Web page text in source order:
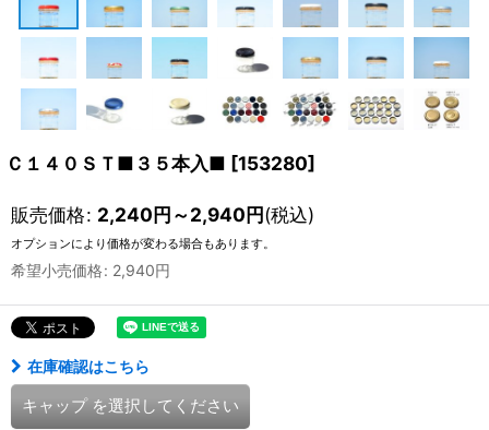
Ｃ１４０ＳＴ■３５本入■ [153280]
販売価格: 2,240円～2,940円(税込)
オプションにより価格が変わる場合もあります。
希望小売価格: 2,940円
在庫確認はこちら
キャップ を選択してください